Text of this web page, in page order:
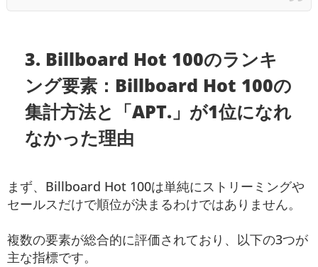
3. Billboard Hot 100のランキ
ング要素：Billboard Hot 100の
集計方法と「APT.」が1位になれ
なかった理由
まず、Billboard Hot 100は単純にストリーミングや
セールスだけで順位が決まるわけではありません。
複数の要素が総合的に評価されており、以下の3つが
主な指標です。